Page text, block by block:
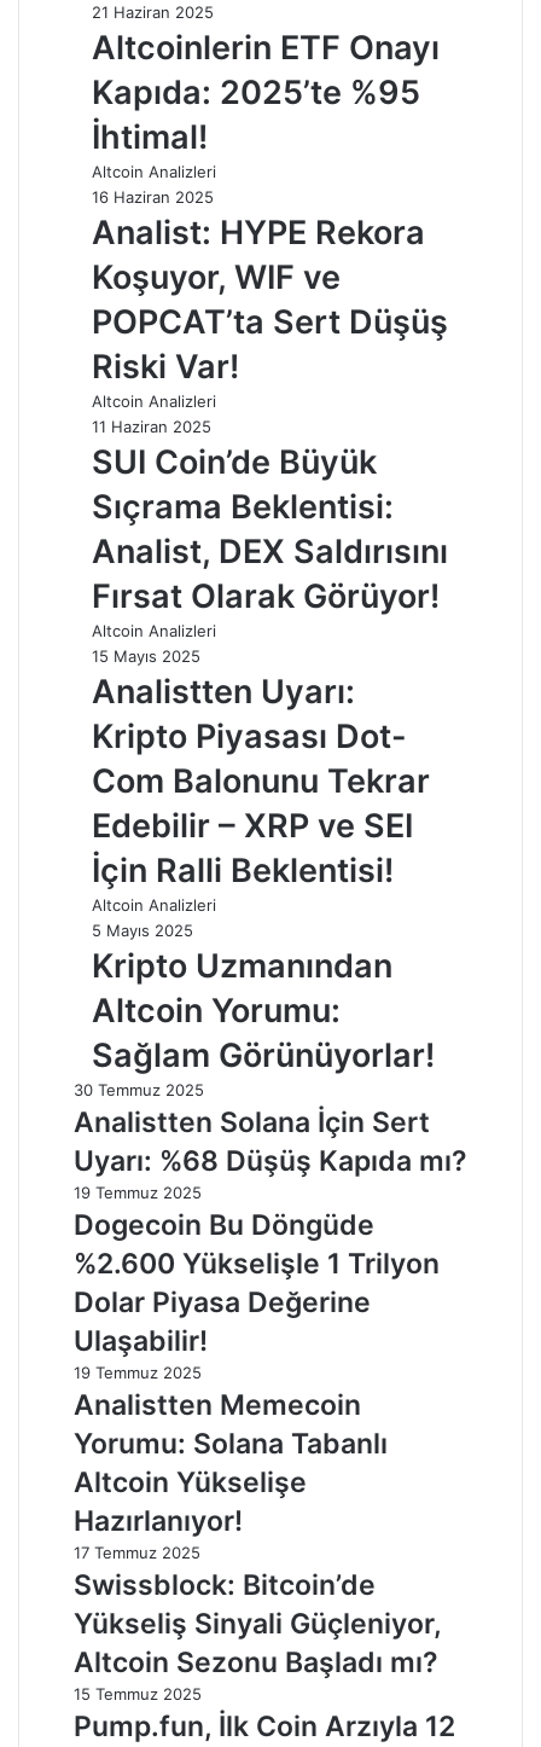
21 Haziran 2025
Altcoinlerin ETF Onayı
Kapıda: 2025’te %95
İhtimal!
Altcoin Analizleri
16 Haziran 2025
Analist: HYPE Rekora
Koşuyor, WIF ve
POPCAT’ta Sert Düşüş
Riski Var!
Altcoin Analizleri
11 Haziran 2025
SUI Coin’de Büyük
Sıçrama Beklentisi:
Analist, DEX Saldırısını
Fırsat Olarak Görüyor!
Altcoin Analizleri
15 Mayıs 2025
Analistten Uyarı:
Kripto Piyasası Dot-
Com Balonunu Tekrar
Edebilir – XRP ve SEI
İçin Ralli Beklentisi!
Altcoin Analizleri
5 Mayıs 2025
Kripto Uzmanından
Altcoin Yorumu:
Sağlam Görünüyorlar!
30 Temmuz 2025
Analistten Solana İçin Sert
Uyarı: %68 Düşüş Kapıda mı?
19 Temmuz 2025
Dogecoin Bu Döngüde
%2.600 Yükselişle 1 Trilyon
Dolar Piyasa Değerine
Ulaşabilir!
19 Temmuz 2025
Analistten Memecoin
Yorumu: Solana Tabanlı
Altcoin Yükselişe
Hazırlanıyor!
17 Temmuz 2025
Swissblock: Bitcoin’de
Yükseliş Sinyali Güçleniyor,
Altcoin Sezonu Başladı mı?
15 Temmuz 2025
Pump.fun, İlk Coin Arzıyla 12